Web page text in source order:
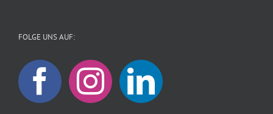
FOLGE UNS AUF: